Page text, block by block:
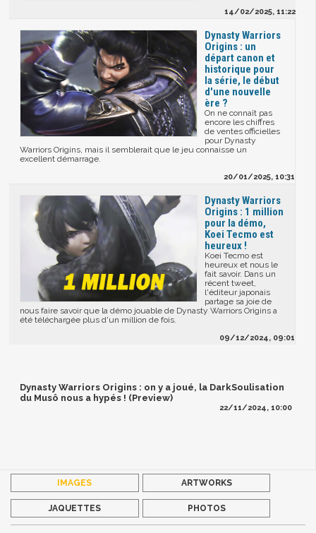
14/02/2025, 11:22
Dynasty Warriors
Origins : un
départ canon et
historique pour
la série, le début
d'une nouvelle
ère ?
On ne connaît pas
encore les chiffres
de ventes officielles
pour Dynasty
Warriors Origins, mais il semblerait que le jeu connaisse un
excellent démarrage.
20/01/2025, 10:31
Dynasty Warriors
Origins : 1 million
pour la démo,
Koei Tecmo est
heureux !
Koei Tecmo est
heureux et nous le
fait savoir. Dans un
récent tweet,
l'éditeur japonais
partage sa joie de
nous faire savoir que la démo jouable de Dynasty Warriors Origins a
été téléchargée plus d'un million de fois.
09/12/2024, 09:01
Dynasty Warriors Origins : on y a joué, la DarkSoulisation
du Musô nous a hypés ! (Preview)
22/11/2024, 10:00
IMAGES ARTWORKS
JAQUETTES PHOTOS